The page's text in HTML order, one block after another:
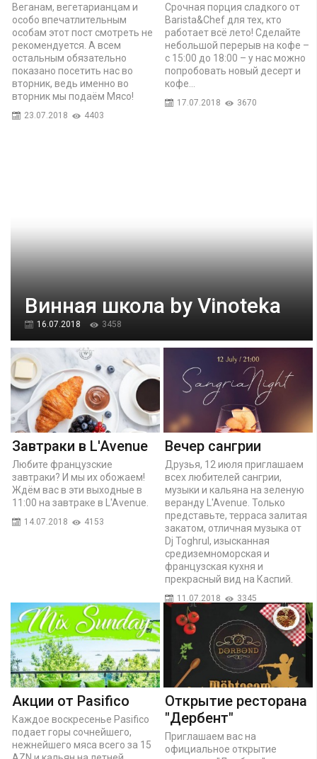
Веганам, вегетарианцам и
особо впечатлительным
особам этот пост смотреть не
рекомендуется. А всем
остальным обязательно
показано посетить нас во
вторник, ведь именно во
вторник мы подаём Мясо!
23.07.2018 4403
Срочная порция сладкого от
Barista&Chef для тех, кто
работает всё лето! Сделайте
небольшой перерыв на кофе –
с 15:00 до 18:00 – у нас можно
попробовать новый десерт и
кофе...
17.07.2018 3670
Винная школа by Vinoteka
16.07.2018 3458
Завтраки в L'Avenue
Любите французские
завтраки? И мы их обожаем!
Ждём вас в эти выходные в
11:00 на завтраке в L'Avenue.
14.07.2018 4153
Вечер сангрии
Друзья, 12 июля приглашаем
всех любителей сангрии,
музыки и кальяна на зеленую
веранду L'Avenue. Только
представьте, терраса залитая
закатом, отличная музыка от
Dj Toghrul, изысканная
средиземноморская и
французская кухня и
прекрасный вид на Каспий.
11.07.2018 3345
Акции от Pasifico
Каждое воскресенье Pasifico
подает горы сочнейшего,
нежнейшего мяса всего за 15
Открытие ресторана
"Дербент"
Приглашаем вас на
официальное открытие